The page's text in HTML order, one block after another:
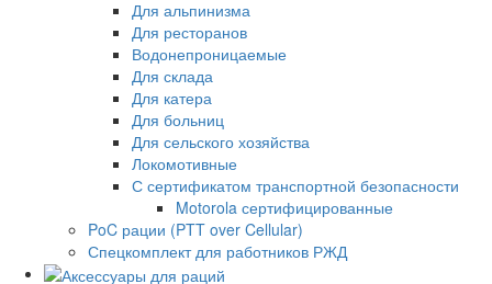
Для альпинизма
Для ресторанов
Водонепроницаемые
Для склада
Для катера
Для больниц
Для сельского хозяйства
Локомотивные
С сертификатом транспортной безопасности
Motorola сертифицированные
PoC рации (PTT over Cellular)
Спецкомплект для работников РЖД